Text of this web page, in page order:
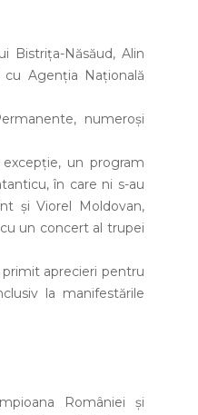
Bistrița-Năsăud, Alin
Agenția Națională
numeroși
un program
în care ni s-au
și Viorel Moldovan,
un concert al trupei
aprecieri pentru
la manifestările
României și